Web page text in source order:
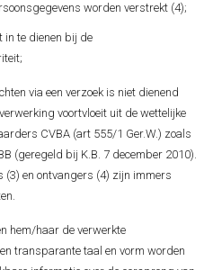
worden verstrekt (4);
in te dienen bij de
via een verzoek is niet dienend
voortvloeit uit de wettelijke
CVBA (art 555/1 Ger.W.) zoals
(geregeld bij K.B. 7 december 2010).
(3) en ontvangers (4) zijn immers
hem/haar de verwerkte
transparante taal en vorm worden